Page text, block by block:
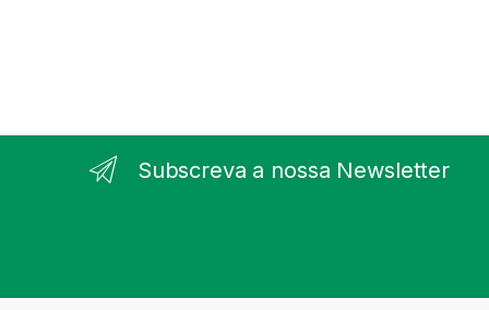
Subscreva a nossa Newsletter